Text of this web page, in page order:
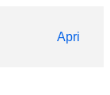
Apri